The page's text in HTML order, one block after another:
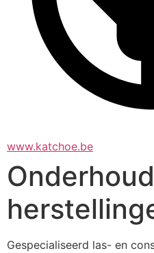
www.katchoe.be
Gespecialiseerd las- en